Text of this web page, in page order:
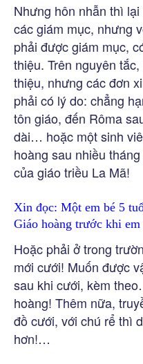
Nhưng hôn nhẫn thì
các giám mục, nhưng
phải được giám mục,
thiệu. Trên nguyên
thiệu, nhưng các đơn
phải có lý do: chẳng
tôn giáo, đến Rôma
dài… hoặc một sinh
hoàng sau nhiều
của giáo triều La Mã!
Xin đọc: Một em bé 5
Giáo hoàng trước khi
Hoặc phải ở trong
mới cưới! Muốn được
sau khi cưới, kèm
hoàng! Thêm nữa,
đồ cưới, với chú rể thì
hơn!…